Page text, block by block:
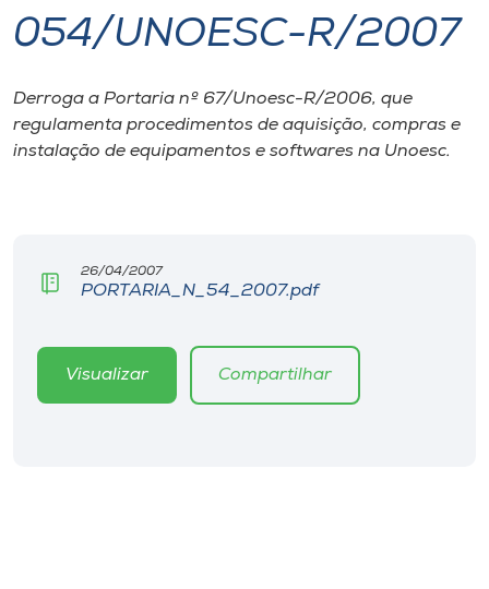
I.nova
Diplomados
Editora
054/UNOESC-R/2007
Derroga a Portaria nº 67/Unoesc-R/2006, que
regulamenta procedimentos de aquisição, compras e
instalação de equipamentos e softwares na Unoesc.
26/04/2007
PORTARIA_N_54_2007.pdf
Visualizar Compartilhar